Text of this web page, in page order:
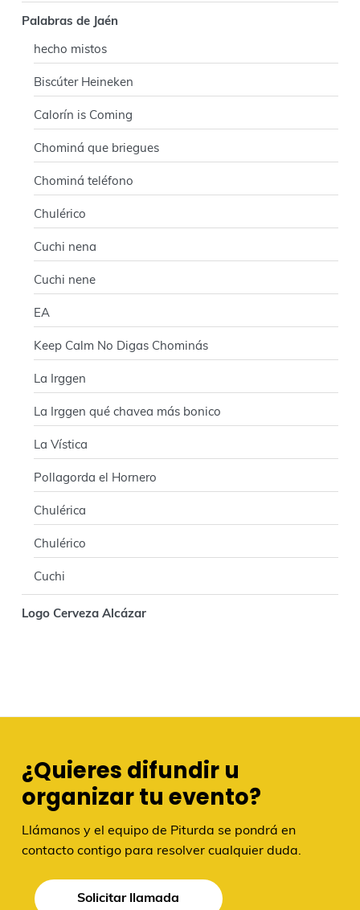
Palabras de Jaén
hecho mistos
Biscúter Heineken
Calorín is Coming
Chominá que briegues
Chominá teléfono
Chulérico
Cuchi nena
Cuchi nene
EA
Keep Calm No Digas Chominás
La Irggen
La Irggen qué chavea más bonico
La Vística
Pollagorda el Hornero
Chulérica
Chulérico
Cuchi
Logo Cerveza Alcázar
¿Quieres difundir u
organizar tu evento?
Llámanos y el equipo de Piturda se pondrá en
contacto contigo para resolver cualquier duda.
Solicitar llamada